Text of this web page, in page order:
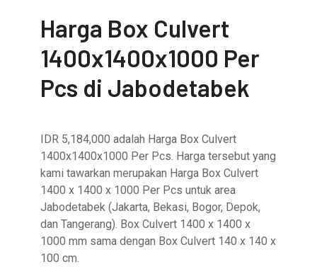
Harga Box Culvert
1400x1400x1000 Per
Pcs di Jabodetabek
IDR 5,184,000 adalah Harga Box Culvert
1400x1400x1000 Per Pcs. Harga tersebut yang
kami tawarkan merupakan Harga Box Culvert
1400 x 1400 x 1000 Per Pcs untuk area
Jabodetabek (Jakarta, Bekasi, Bogor, Depok,
dan Tangerang). Box Culvert 1400 x 1400 x
1000 mm sama dengan Box Culvert 140 x 140 x
100 cm.